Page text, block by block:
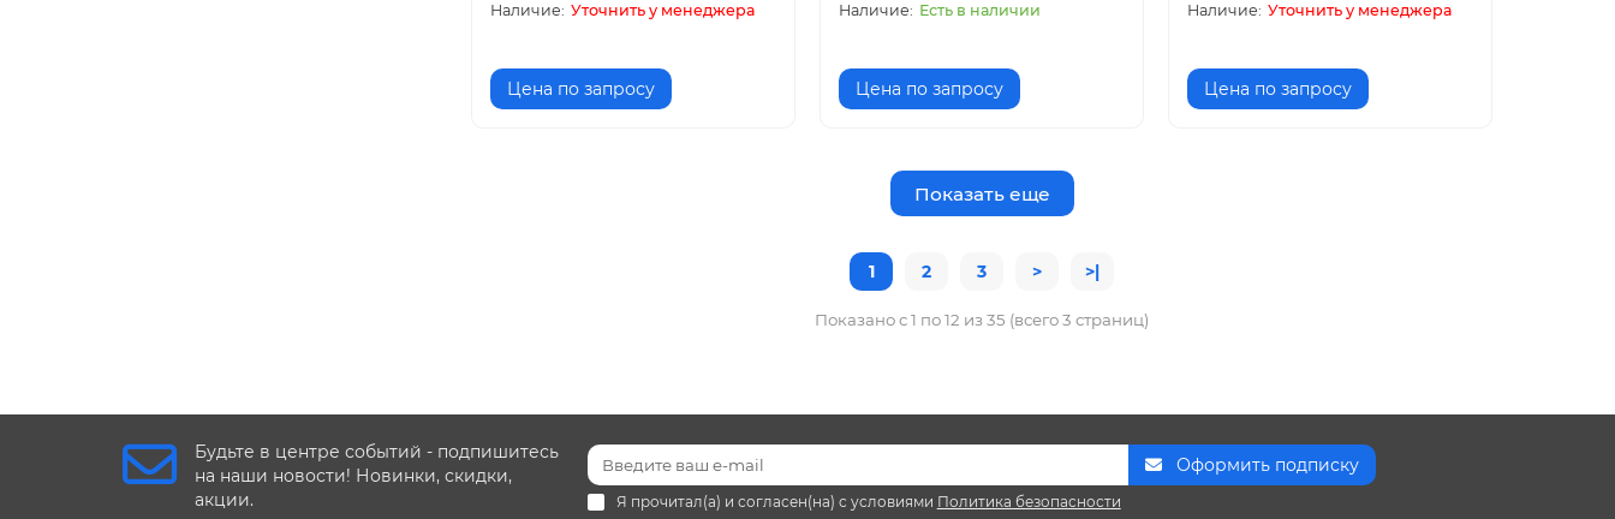
Уточнить у менеджера
Цена по запросу
Есть в наличии
Цена по запросу
Уточнить у менеджера
Цена по запросу
Показать еще
1 2 3 > >|
Показано с 1 по 12 из 35 (всего 3 страниц)
Будьте в центре событий - подпишитесь
на наши новости! Новинки, скидки,
акции.
Оформить подписку
Я прочитал(а) и согласен(на) с условиями Политика безопасности